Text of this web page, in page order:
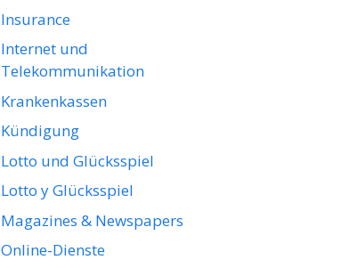
Insurance
Internet und
Telekommunikation
Krankenkassen
Kündigung
Lotto und Glücksspiel
Lotto y Glücksspiel
Magazines & Newspapers
Online-Dienste